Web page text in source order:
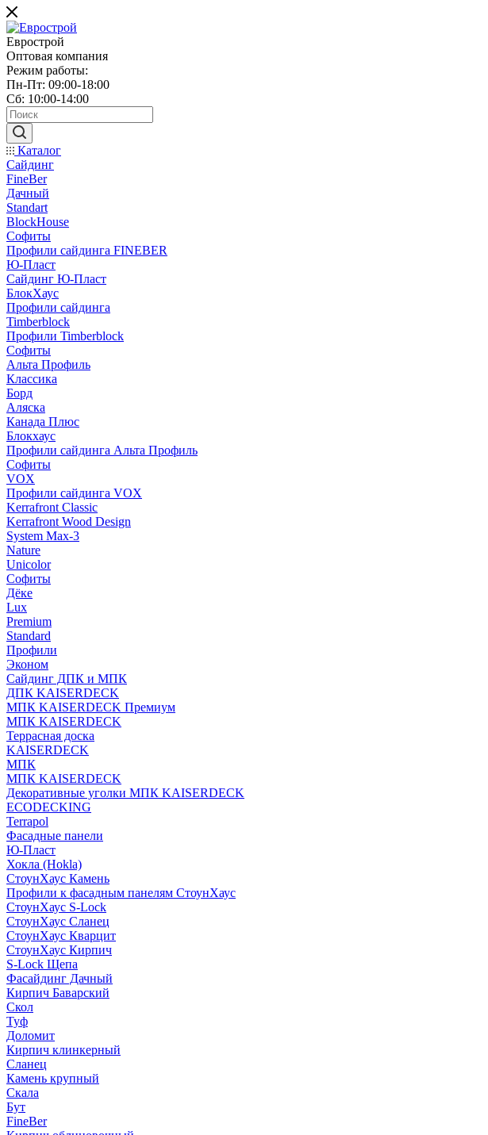
Еврострой
Оптовая компания
Режим работы:
Пн-Пт: 09:00-18:00
Сб: 10:00-14:00
Каталог
Сайдинг
FineBer
Дачный
Standart
BlockHouse
Софиты
Профили сайдинга FINEBER
Ю-Пласт
Сайдинг Ю-Пласт
БлокХаус
Профили сайдинга
Timberblock
Профили Timberblock
Софиты
Альта Профиль
Классика
Борд
Аляска
Канада Плюс
Блокхаус
Профили сайдинга Альта Профиль
Софиты
VOX
Профили сайдинга VOX
Kerrafront Classic
Kerrafront Wood Design
System Max-3
Nature
Unicolor
Софиты
Дёке
Lux
Premium
Standard
Профили
Эконом
Сайдинг ДПК и МПК
ДПК KAISERDECK
МПК KAISERDECK Премиум
МПК KAISERDECK
Террасная доска
KAISERDECK
МПК
МПК KAISERDECK
Декоративные уголки МПК KAISERDECK
ECODECKING
Terrapol
Фасадные панели
Ю-Пласт
Хокла (Hokla)
СтоунХаус Камень
Профили к фасадным панелям СтоунХаус
СтоунХаус S-Lock
СтоунХаус Сланец
СтоунХаус Кварцит
СтоунХаус Кирпич
S-Lock Щепа
Фасайдинг Дачный
Кирпич Баварский
Скол
Туф
Доломит
Кирпич клинкерный
Сланец
Камень крупный
Скала
Бут
FineBer